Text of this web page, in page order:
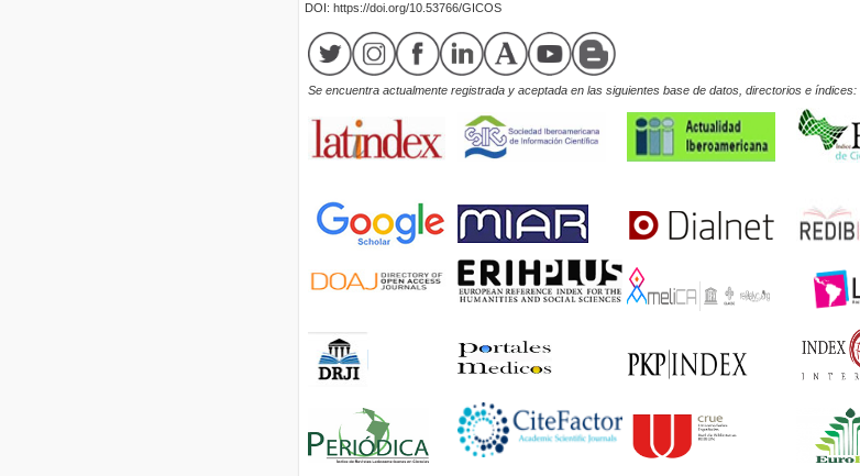
DOI: https://doi.org/10.53766/GICOS
Se encuentra actualmente registrada y aceptada en las siguientes base de datos, directorios e índices: